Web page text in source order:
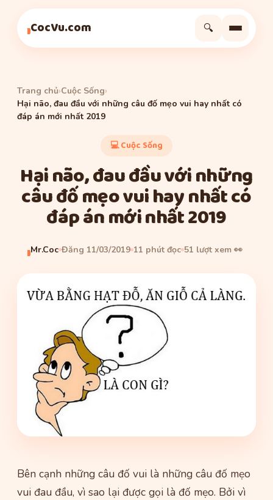
CocVu.com 🔍
Trang chủ›Cuộc Sống›
Hại não, đau đầu với những câu đố mẹo vui hay nhất có
đáp án mới nhất 2019
💻 Cuộc Sống
Hại não, đau đầu với những
câu đố mẹo vui hay nhất có
đáp án mới nhất 2019
Mr.Coc Đăng 11/03/2019 11 phút đọc 51 lượt xem 👀
Bên cạnh những câu đố vui là những câu đố mẹo
vui đau đầu, vì sao lại được gọi là đố mẹo. Bởi vì
Cuộc Sống
Cuộc Sống
Cuộc Sống